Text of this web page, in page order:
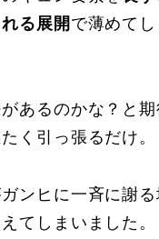
る展開 で薄めて
あるのかな？と期
く引っ張るだけ。
ンヒに一斉に謝る
てしまいました。